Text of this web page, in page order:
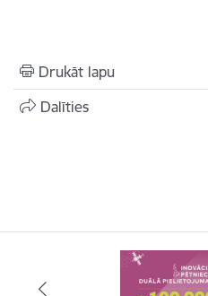
Drukāt lapu
Dalīties